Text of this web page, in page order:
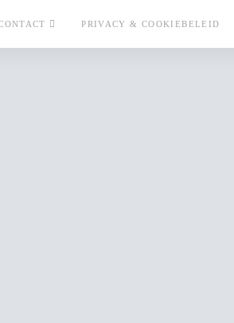
PRIVACY & COOKIEBELEID